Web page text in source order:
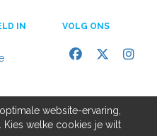
IN
VOLG ONS
website-ervaring,
Kies welke cookies je wilt